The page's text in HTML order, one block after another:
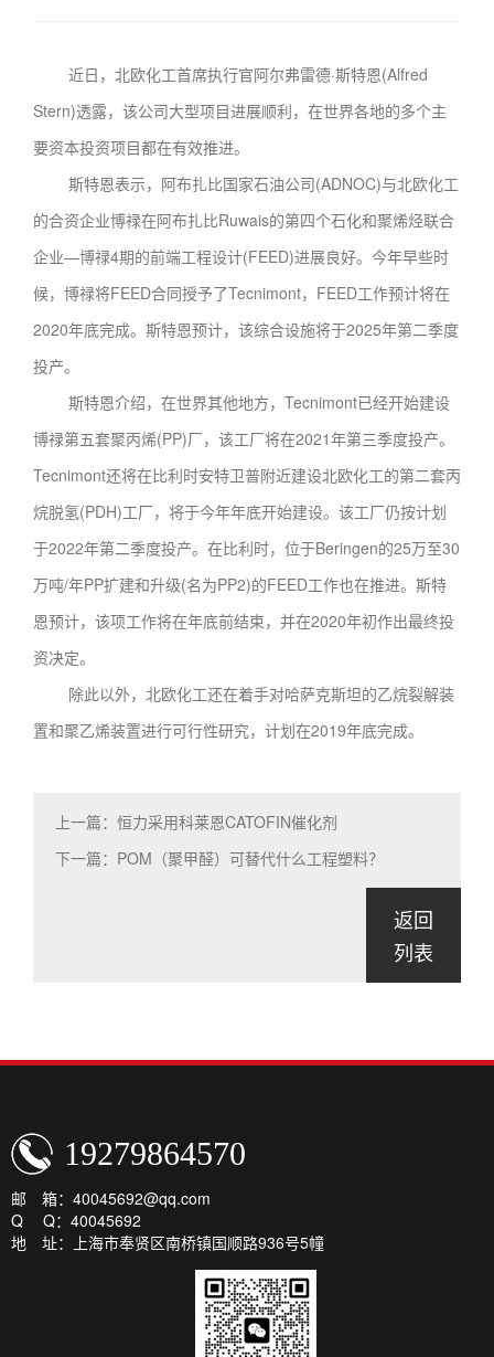
近日，北欧化工首席执行官阿尔弗雷德·斯特恩(Alfred
Stern)透露，该公司大型项目进展顺利，在世界各地的多个主
要资本投资项目都在有效推进。
斯特恩表示，阿布扎比国家石油公司(ADNOC)与北欧化工
的合资企业博禄在阿布扎比Ruwais的第四个石化和聚烯烃联合
企业—博禄4期的前端工程设计(FEED)进展良好。今年早些时
候，博禄将FEED合同授予了Tecnimont，FEED工作预计将在
2020年底完成。斯特恩预计，该综合设施将于2025年第二季度
投产。
斯特恩介绍，在世界其他地方，Tecnimont已经开始建设
博禄第五套聚丙烯(PP)厂，该工厂将在2021年第三季度投产。
Tecnimont还将在比利时安特卫普附近建设北欧化工的第二套丙
烷脱氢(PDH)工厂，将于今年年底开始建设。该工厂仍按计划
于2022年第二季度投产。在比利时，位于Beringen的25万至30
万吨/年PP扩建和升级(名为PP2)的FEED工作也在推进。斯特
恩预计，该项工作将在年底前结束，并在2020年初作出最终投
资决定。
除此以外，北欧化工还在着手对哈萨克斯坦的乙烷裂解装
置和聚乙烯装置进行可行性研究，计划在2019年底完成。
上一篇：恒力采用科莱恩CATOFIN催化剂
下一篇：POM（聚甲醛）可替代什么工程塑料？
返回
列表
19279864570
邮 箱：40045692@qq.com
Q Q：40045692
地 址：上海市奉贤区南桥镇国顺路936号5幢